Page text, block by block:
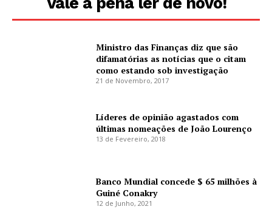
Ministro das Finanças diz que são
difamatórias as notícias que o citam
como estando sob investigação
21 de Novembro, 2017
Líderes de opinião agastados com
últimas nomeações de João Lourenço
13 de Fevereiro, 2018
Banco Mundial concede $ 65 milhões à
Guiné Conakry
12 de Junho, 2021